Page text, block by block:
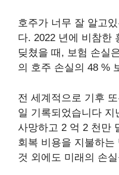
호주가 너무 잘 알고
다. 2022 년에 비참한
딪쳤을 때, 보험 손실
의 호주 손실의 48 %
전 세계적으로 기후
일 기록되었습니다 지
사망하고 2 억 2 천만
회복 비용을 지불하
것 외에도 미래의 손